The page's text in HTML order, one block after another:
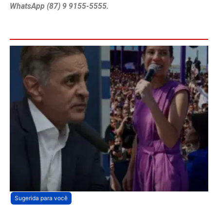
WhatsApp (87) 9 9155-5555.
Sugerida para você